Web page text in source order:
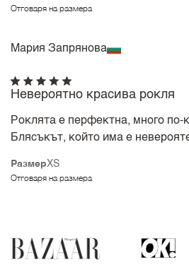
Отговаря на размера
Мария Запрянова
РазмерXS
Отговаря на размера
Невероятно красива рокля
Роклята е перфектна, много по-
Блясъкът, който има е